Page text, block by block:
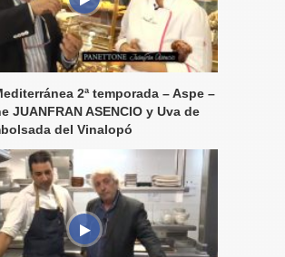
2ª temporada – Aspe –
JUANFRAN ASENCIO y Uva de
del Vinalopó